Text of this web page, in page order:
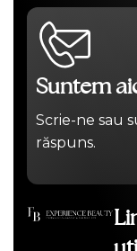
Suntem
Scrie-ne sau
răspuns.